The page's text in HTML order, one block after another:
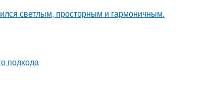
светлым, просторным и гармоничным.
подхода